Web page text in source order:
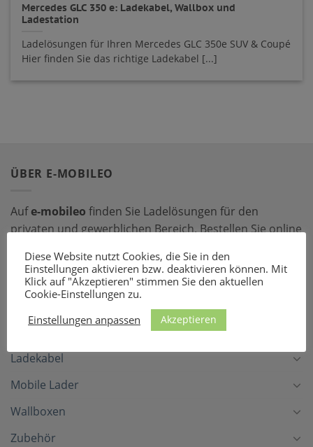
Mercedes GLC 350 e: Ladekabel, Wallbox und
Ladestation
Ladelösungen für Ihren Mercedes GLC 350e SUV & Coupé
Hier finden Sie das richtige Ladekabel [...]
ÜBER E-MOBILEO
Aufe-mobileo finden Sie Ladelösungen für den
privaten und gewerblichen Bereich. Bestellen Sie online
passenden Ladeequipment sind Sie für jede Situation
gerüstet!
LADEZUBEHÖR
Ladekabel
Mobile Lader
Wallboxen
Zubehör
Diese Website nutzt Cookies, die Sie in den
Einstellungen aktivieren bzw. deaktivieren können. Mit
Klick auf "Akzeptieren" stimmen Sie den aktuellen
Cookie-Einstellungen zu.
Einstellungen anpassen
Akzeptieren